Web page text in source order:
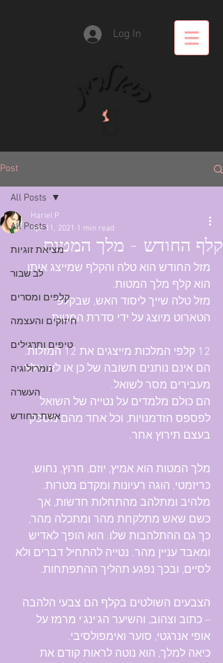
Log In
Post
All Posts
מציאת זוגיות
לב שבור
קלפים ומסרים
חיזוקים והעצמה
טיפים ותרגילים
נומרולוגיה
העשרה
אשת החודש
All Posts
קלף החודש - מלך המטות
Hariel P
Apr 11, 2021 1 min read
מזל החודש הוא טלה והקלף שמייצג אותו
הוא קלף מלך המטות.
מזל טלה שייך ליסוד האש, שבקלפי
הטארוט מיוצג על ידי סדרת המטות.
12 קלפי המלכות מייצגים את 12 המזלות.
הם אינם נותנים תשובה של כן או לא, אלא
מעבירים מסר לשואל.
הם כולם מלמדים על נטייה של השואל
לפספס הזדמנויות, וכל אחד מהם מספק
בעצם תירוץ אחר.
מלך המטות הוא אמיץ, יוזם, חרוץ, נחוש,
כריזמטי, הוגה רעיונות ומקדם מטרות.
מלהיב ומתלהב מהתחלות חדשות, אך
כשם שאש מתלקחת מהר ומתכלה מהר,
כך גם ההתלהבות שלו. הוא הופך לאדיש
ומאבד עניין מהר. נטייה להתחיל דברים ולא
לסיים, ובכך נפגע תהליך ההתפתחות.
הצבעים השולטים בקלף הם צבעי הלהבה
– כתוב וצהוב, והשיער הג'ינג'י מרמז על
אופי אנרגטי, סוער ואימפולסיבי.
כיאה למלך, הוא נוטה לראות קודם את